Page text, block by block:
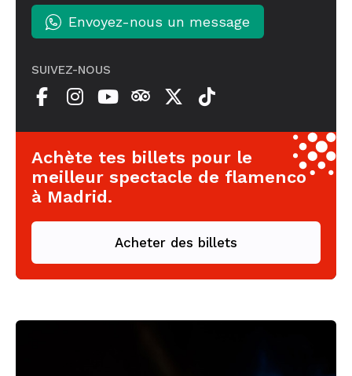
Envoyez-nous un message
SUIVEZ-NOUS
Achète tes billets pour le
meilleur spectacle de flamenco
à Madrid.
Acheter des billets